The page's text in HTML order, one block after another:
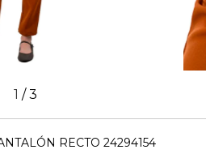
1 /3
RECTO 24294154